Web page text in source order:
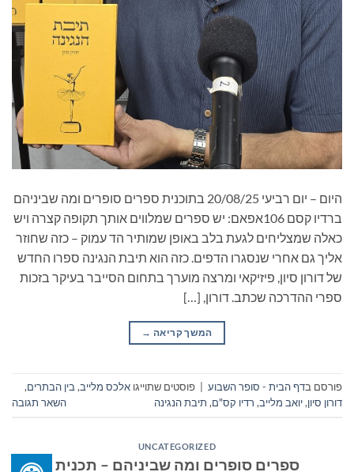
היום – יום רביעי 20/08/25 בתוכנית ספרים סופרים ומה שביניהם
ברדיו קסם 106אפאם: יש ספרים שמלווים אותך תקופה קצרה ויש
כאלה שמצליחים לגעת בלב באופן שמותיר הד עמוק – כזה שחוזר
אליך גם אחרי שנסגרו הדפים. כזה הוא תיבת הנגינה ספרו החדש
של דורון סיון, פיזיקאי ומרצה מוערך בתחום הסייבר בעיקר בזכות
ספרי ההדרכה שכתב. דורון, […]
המשך קריאה →
פורסם בדף הבית - סופר השבוע פוסטים שתוייגו אלכס מלייב,בין הבתרים,
דורון סיון,יואב מלייב, רדיו קס"ם, תיבת הנגינה השאר תגובה
UNCATEGORIZED
ספרים סופרים ומה שביניהם – תכנית